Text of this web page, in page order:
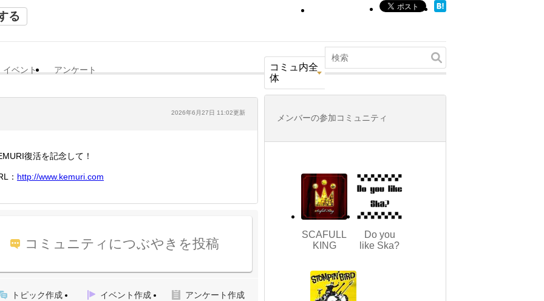
る
イベント アンケート
コミュ内全
体
2026年6月27日 11:02更新
復活を記念して！
： http://www.kemuri.com
コミュニティにつぶやきを投稿
トピック作成 イベント作成 アンケート作成
メンバーの参加コミュニティ
SCAFULL
KING
Do you
like Ska?